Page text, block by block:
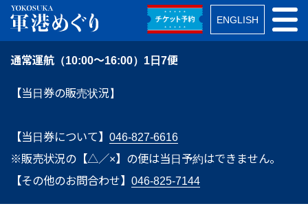
ENGLISH
通常運航（10:00～16:00）1日7便
【当日券の販売状況】
【当日券について】 046-827-6616
※販売状況の【△／×】の便は当日予約はできません。
【その他のお問合わせ】 046-825-7144